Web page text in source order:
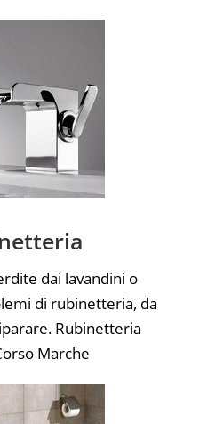
dai lavandini o
di rubinetteria, da
Rubinetteria
Marche